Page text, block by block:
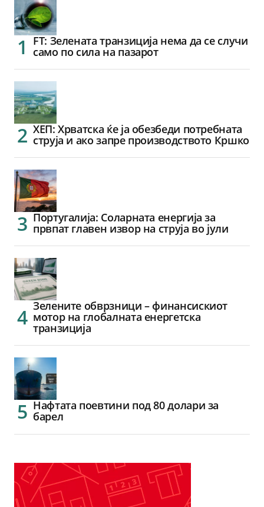
FT: Зелената транзиција нема да се случи
само по сила на пазарот
ХЕП: Хрватска ќе ја обезбеди потребната
струја и ако запре производството Кршко
Португалија: Соларната енергија за
првпат главен извор на струја во јули
Зелените обврзници – финансискиот
мотор на глобалната енергетска
транзиција
Нафтата поевтини под 80 долари за
барел